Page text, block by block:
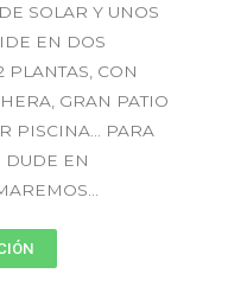
SOLAR Y UNOS
EN DOS
CON
GRAN PATIO
PISCINA… PARA
DUDE EN